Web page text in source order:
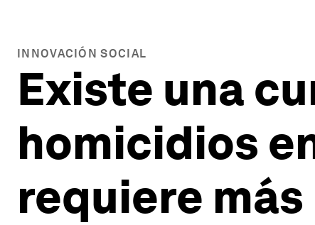
INNOVACIÓN SOCIAL
Existe una
homicidios
requiere